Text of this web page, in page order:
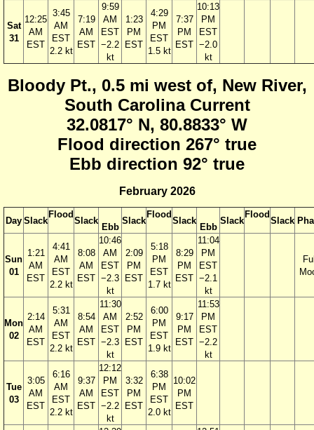
Sat
31
12:25
AM
EST
3:45
AM
EST
2.2 kt
7:19
AM
EST
9:59
AM
EST
−2.2
kt
1:23
PM
EST
4:29
PM
EST
1.5 kt
7:37
PM
EST
10:13
PM
EST
−2.0
kt
Bloody Pt., 0.5 mi west of, New River,
South Carolina Current
32.0817° N, 80.8833° W
Flood direction 267° true
Ebb direction 92° true
February 2026
Day Slack
Flood
Slack
Ebb
Slack
Flood
Slack
Ebb
Slack
Flood
Slack
Sun
01
1:21
AM
EST
4:41
AM
EST
2.2 kt
8:08
AM
EST
10:46
AM
EST
−2.3
kt
2:09
PM
EST
5:18
PM
EST
1.7 kt
8:29
PM
EST
11:04
PM
EST
−2.1
kt
Mon
02
2:14
AM
EST
5:31
AM
EST
2.2 kt
8:54
AM
EST
11:30
AM
EST
−2.3
kt
2:52
PM
EST
6:00
PM
EST
1.9 kt
9:17
PM
EST
11:53
PM
EST
−2.2
kt
Tue
03
3:05
AM
EST
6:16
AM
EST
2.2 kt
9:37
AM
EST
12:12
PM
EST
−2.2
kt
3:32
PM
EST
6:38
PM
EST
2.0 kt
10:02
PM
EST